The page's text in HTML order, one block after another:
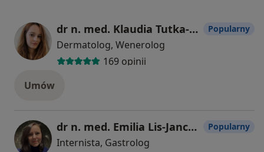
dr n. med. Klaudia Tutka-Prystupa
Dermatolog, Wenerolog
169 opinii
Popularny
Umów
dr n. med. Emilia Lis-Janczarek
Internista, Gastrolog
Popularny